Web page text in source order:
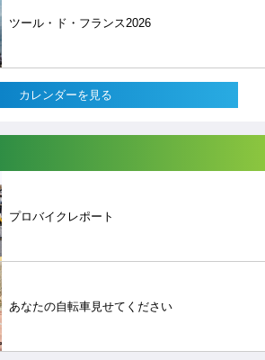
ツール・ド・フランス2026
カレンダーを見る
プロバイクレポート
あなたの自転車見せてください